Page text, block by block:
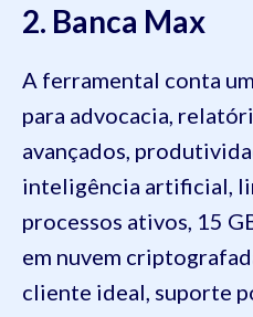
2. Banca Max
A ferramental conta
para advocacia,
avançados,
inteligência artificial,
processos ativos, 15
em nuvem
cliente ideal, suporte